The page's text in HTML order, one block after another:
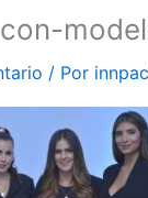
/ Por